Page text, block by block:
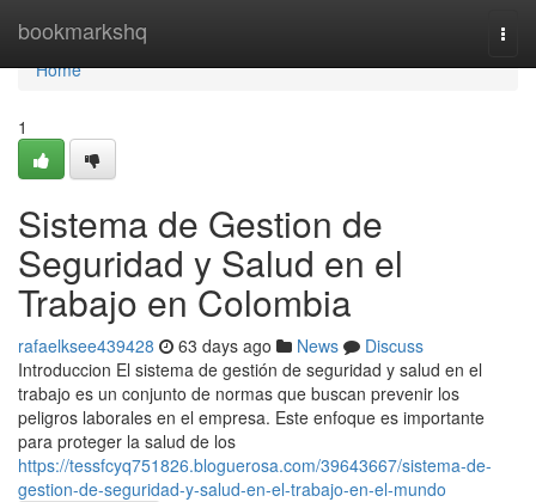
bookmarkshq
Home
Home
1
Sistema de Gestion de
Seguridad y Salud en el
Trabajo en Colombia
rafaelksee439428 63 days ago News
Discuss
Introduccion El sistema de gestión de seguridad y salud en el
trabajo es un conjunto de normas que buscan prevenir los
peligros laborales en el empresa. Este enfoque es importante
para proteger la salud de los
https://tessfcyq751826.bloguerosa.com/39643667/sistema-de-
gestion-de-seguridad-y-salud-en-el-trabajo-en-el-mundo